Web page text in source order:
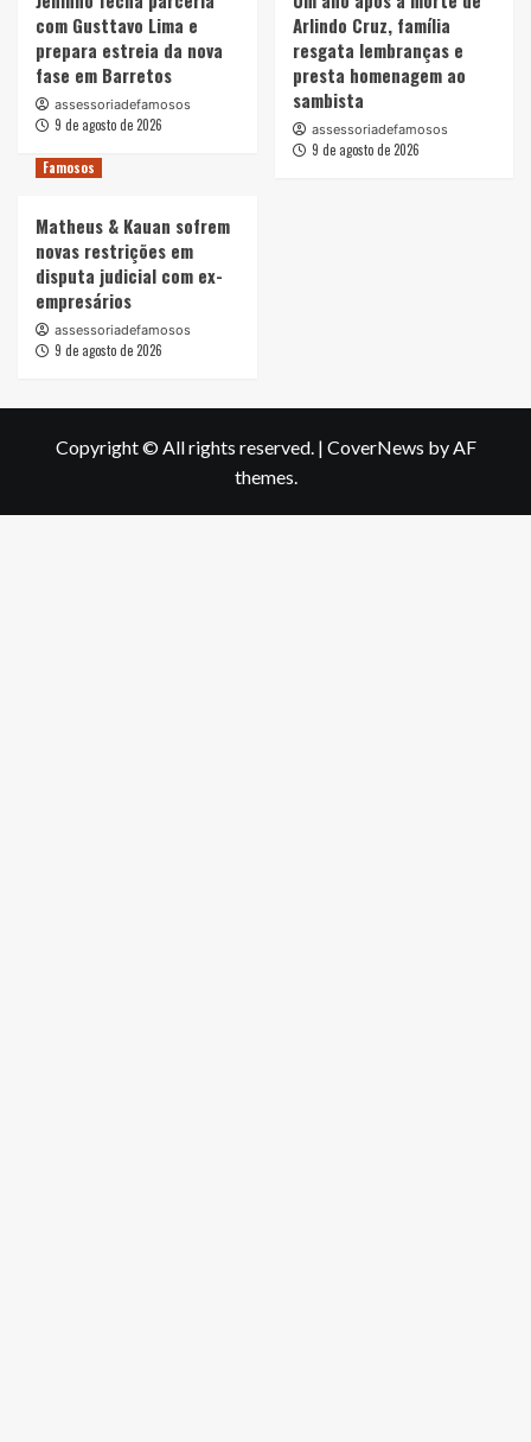
com Gusttavo Lima e
prepara estreia da nova
fase em Barretos
assessoriadefamosos
9 de agosto de 2026
Arlindo Cruz, família
resgata lembranças e
presta homenagem ao
sambista
assessoriadefamosos
9 de agosto de 2026
Famosos
Matheus & Kauan sofrem
novas restrições em
disputa judicial com ex-
empresários
assessoriadefamosos
9 de agosto de 2026
Copyright © All rights reserved. | CoverNews by AF
themes.